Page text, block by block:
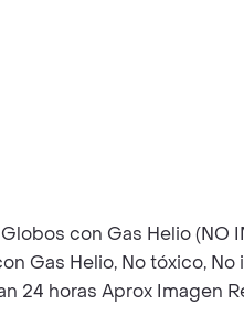
con Gas Helio (NO
Gas Helio, No tóxico,
24 horas Aprox Imagen